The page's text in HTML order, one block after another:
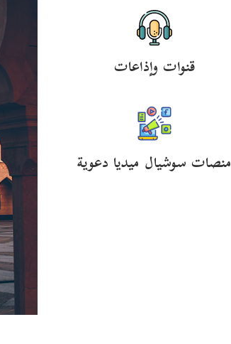
قنوات وإذاعات
منصات سوشيال ميديا دعوية